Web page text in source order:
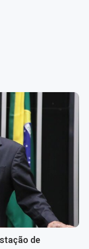
de